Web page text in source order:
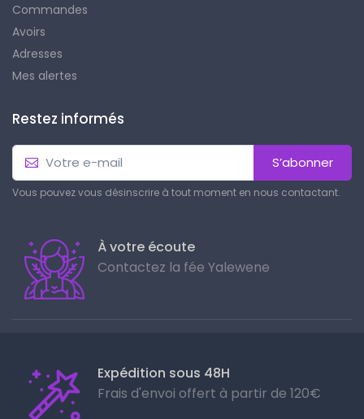
Commandes
Avoirs
Adresses
Mes alertes
Restez informés
S’abonner
Vous pouvez vous désinscrire à tout moment en nous contactant.
À votre écoute
Contactez la fée Yalewene
Expédition sous 48H
Frais d'envoi offert à partir de 120€